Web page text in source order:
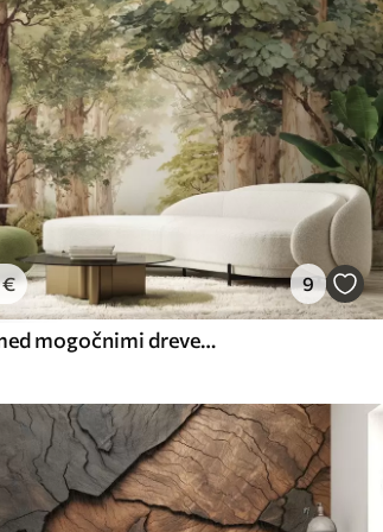
€ 9
Gozdna pot med mogočnimi drevesi v akvarelnem slogu